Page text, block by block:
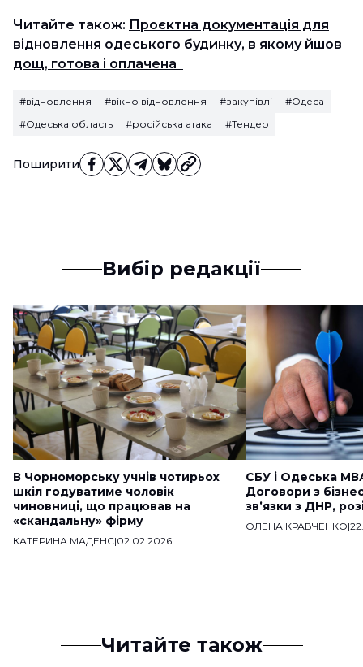
Поширити
Читайте також: Проєктна документація для
відновлення одеського будинку, в якому йшов
дощ, готова і оплачена
#відновлення #вікно відновлення #закупівлі
#Одеса
#Одеська область
#російська атака #Тендер
Вибір редакції
В Чорноморську учнів чотирьох
шкіл годуватиме чоловік
чиновниці, що працював на
«скандальну» фірму
КАТЕРИНА МАДЕНС|02.02.2026
СБУ і Одеська
Договори з
звʼязки з ДНР,
ОЛЕНА КРАВЧЕНКО|
Читайте також